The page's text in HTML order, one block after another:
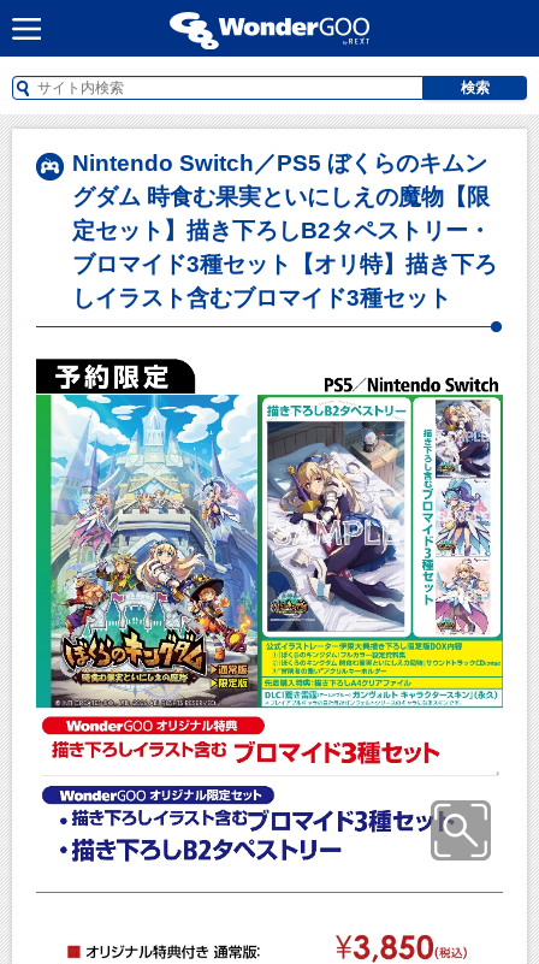
検索
Nintendo Switch／PS5 ぼくらのキムン
グダム 時食む果実といにしえの魔物【限
定セット】描き下ろしB2タペストリー・
ブロマイド3種セット【オリ特】描き下ろ
しイラスト含むブロマイド3種セット